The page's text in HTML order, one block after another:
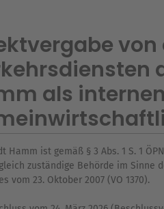
als
Hamm ist gemäß § 3 Abs. 1 S. 1
zuständige Behörde im Sinne
vom 23. Oktober 2007 (VO 1370).